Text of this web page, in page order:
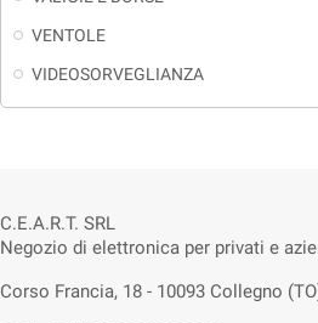
VENTOLE
VIDEOSORVEGLIANZA
C.E.A.R.T. SRL
Negozio di elettronica per privati e
Corso Francia, 18 - 10093 Collegno